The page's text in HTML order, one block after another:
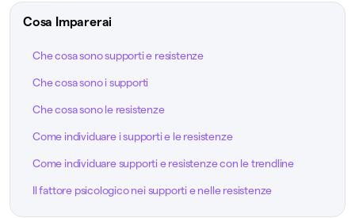
Cosa Imparerai
Che cosa sono supporti e resistenze
Che cosa sono i supporti
Che cosa sono le resistenze
Come individuare i supporti e le resistenze
Come individuare supporti e resistenze con le trendline
Il fattore psicologico nei supporti e nelle resistenze